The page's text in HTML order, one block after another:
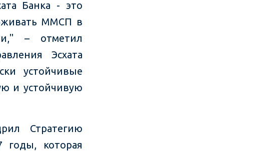
Банка - это
ММСП в
– отметил
Эсхата
устойчивые
и устойчивую
Стратегию
годы, которая